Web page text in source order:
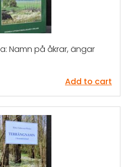
Namn på åkrar, ängar
Add to cart